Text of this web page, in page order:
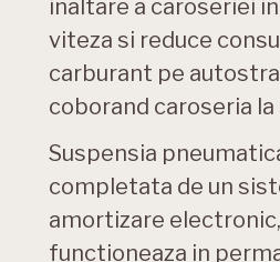
inaltare a caroseriei
viteza si reduce
carburant pe
coborand caroseria
Suspensia
completata de un
amortizare
functioneaza in